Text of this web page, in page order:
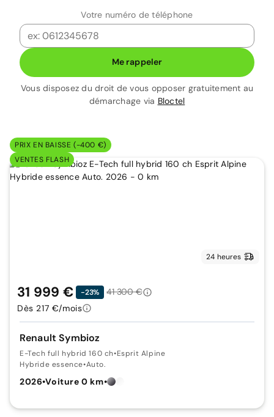
Votre numéro de téléphone
Me rappeler
Vous disposez du droit de vous opposer gratuitement au
démarchage via Bloctel
PRIX EN BAISSE (-400 €)
VENTES FLASH
24 heures
Renault Symbioz
E-Tech full hybrid 160 ch•Esprit Alpine
Hybride essence•Auto.
2026•Voiture 0 km•
31 999 € -23%
41 300 €
Dès 217 €/mois